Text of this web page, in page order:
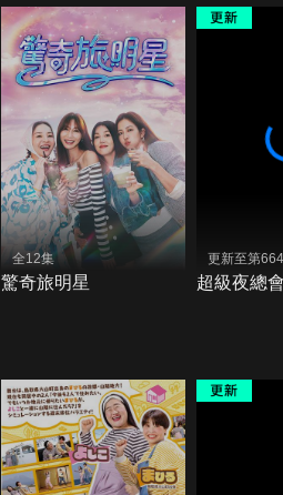
全12集
驚奇旅明星
更新至第
超級夜總